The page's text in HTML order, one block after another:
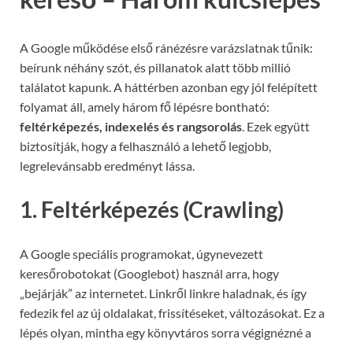
A Google működése első ránézésre varázslatnak tűnik:
beírunk néhány szót, és pillanatok alatt több millió
találatot kapunk. A háttérben azonban egy jól felépített
folyamat áll, amely három fő lépésre bontható:
feltérképezés, indexelés és rangsorolás. Ezek együtt
biztosítják, hogy a felhasználó a lehető legjobb,
legrelevánsabb eredményt lássa.
1. Feltérképezés (Crawling)
A Google speciális programokat, úgynevezett
keresőrobotokat (Googlebot) használ arra, hogy
„bejárják” az internetet. Linkről linkre haladnak, és így
fedezik fel az új oldalakat, frissítéseket, változásokat. Ez a
lépés olyan, mintha egy könyvtáros sorra végignézné a